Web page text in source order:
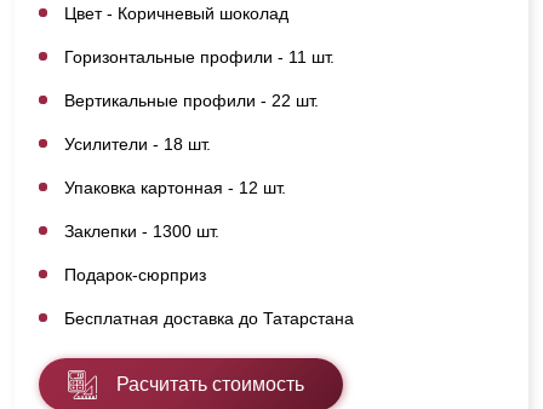
Цвет - Коричневый шоколад
Горизонтальные профили - 11 шт.
Вертикальные профили - 22 шт.
Усилители - 18 шт.
Упаковка картонная - 12 шт.
Заклепки - 1300 шт.
Подарок-сюрприз
Бесплатная доставка до Татарстана
Расчитать стоимость